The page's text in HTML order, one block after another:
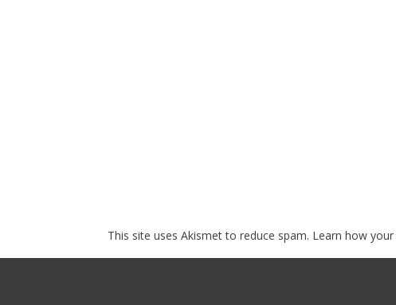
This site uses Akismet to reduce spam. Learn how